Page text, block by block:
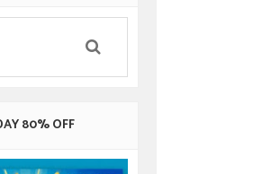
80% OFF